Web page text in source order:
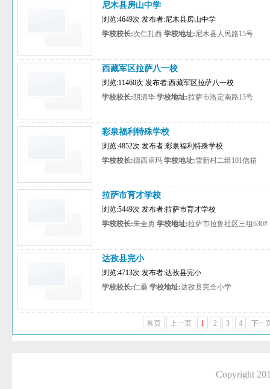
尼木县房山中学
浏览:4649次 发布者:尼木县房山中学
学校校长:次仁扎西 学校地址:尼木县人民路15号
西藏军区拉萨八一校
浏览:11460次 发布者:西藏军区拉萨八一校
学校校长: 阴清华 学校地址:拉萨市洛定南路13号
彩泉福利特殊学校
浏览:4852次 发布者:彩泉福利特殊学校
学校校长:德西卓玛 学校地址:雪新村二组101信箱
拉萨市育才学校
浏览:5449次 发布者:拉萨市育才学校
学校校长:朱全勇 学校地址:拉萨市拉鲁社区三组630#
达孜县完小
浏览:4713次 发布者:达孜县完小
学校校长:仁桑 学校地址:达孜县完全小学
首页 上一页 1 2 3 4 下一
Copyright